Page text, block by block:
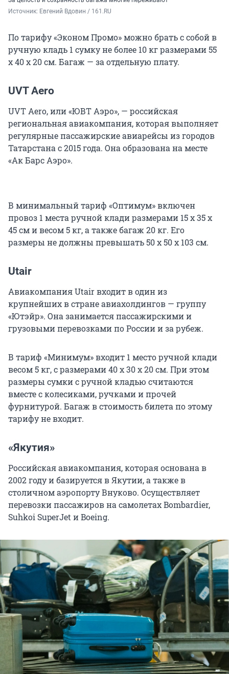
Источник: Евгений Вдовин / 161.RU
По тарифу «Эконом Промо» можно брать с собой в
ручную кладь 1 сумку не более 10 кг размерами 55
х 40 х 20 см. Багаж — за отдельную плату.
UVT Aero
UVT Aero, или «ЮВТ Аэро», — российская
региональная авиакомпания, которая выполняет
регулярные пассажирские авиарейсы из городов
Татарстана с 2015 года. Она образована на месте
«Ак Барс Аэро».
В минимальный тариф «Оптимум» включен
провоз 1 места ручной клади размерами 15 x 35 x
45 см и весом 5 кг, а также багаж 20 кг. Его
размеры не должны превышать 50 х 50 х 103 см.
Utair
Авиакомпания Utair входит в один из
крупнейших в стране авиахолдингов — группу
«Ютэйр». Она занимается пассажирскими и
грузовыми перевозками по России и за рубеж.
В тариф «Минимум» входит 1 место ручной клади
весом 5 кг, с размерами 40 x 30 x 20 см. При этом
размеры сумки с ручной кладью считаются
вместе с колесиками, ручками и прочей
фурнитурой. Багаж в стоимость билета по этому
тарифу не входит.
«Якутия»
Российская авиакомпания, которая основана в
2002 году и базируется в Якутии, а также в
столичном аэропорту Внуково. Осуществляет
перевозки пассажиров на самолетах Bombardier,
Suhkoi SuperJet и Boeing.